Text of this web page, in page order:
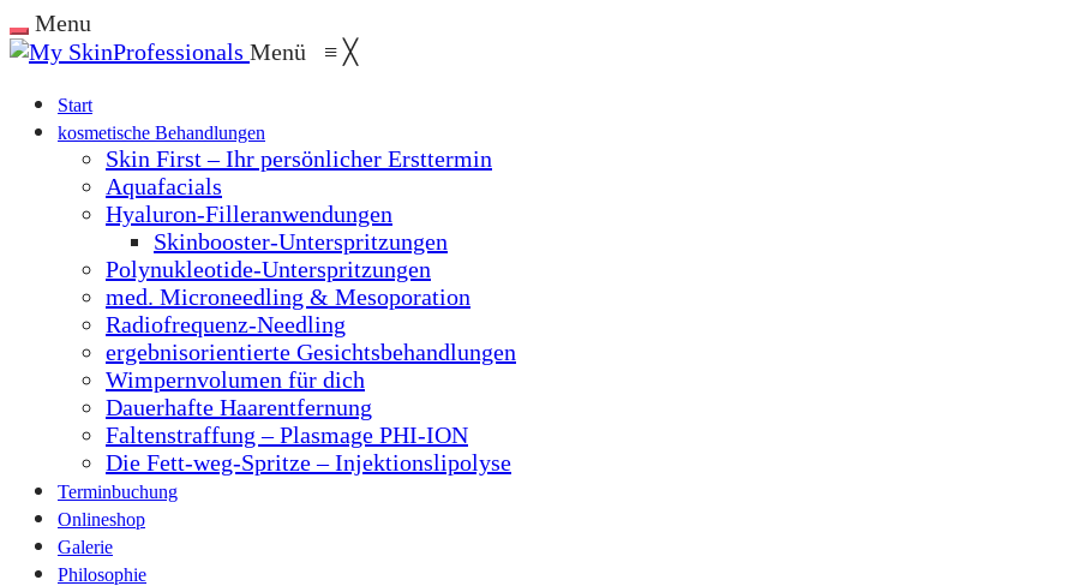
Menu
Menü ≡ ╳
Start
kosmetische Behandlungen
Skin First – Ihr persönlicher Ersttermin
Aquafacials
Hyaluron-Filleranwendungen
Skinbooster-Unterspritzungen
Polynukleotide-Unterspritzungen
med. Microneedling & Mesoporation
Radiofrequenz-Needling
ergebnisorientierte Gesichtsbehandlungen
Wimpernvolumen für dich
Dauerhafte Haarentfernung
Faltenstraffung – Plasmage PHI-ION
Die Fett-weg-Spritze – Injektionslipolyse
Terminbuchung
Onlineshop
Galerie
Philosophie